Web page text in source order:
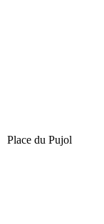
Place du Pujol